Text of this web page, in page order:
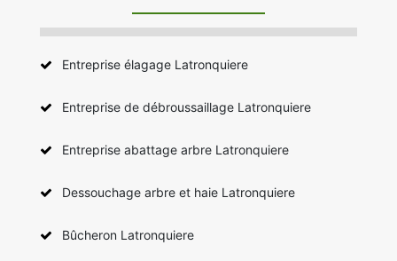
Entreprise élagage Latronquiere
Entreprise de débroussaillage Latronquiere
Entreprise abattage arbre Latronquiere
Dessouchage arbre et haie Latronquiere
Bûcheron Latronquiere